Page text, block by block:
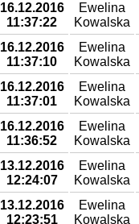
16.12.2016
11:37:22
Ewelina
Kowalska
16.12.2016
11:37:10
Ewelina
Kowalska
16.12.2016
11:37:01
Ewelina
Kowalska
16.12.2016
11:36:52
Ewelina
Kowalska
13.12.2016
12:24:07
Ewelina
Kowalska
13.12.2016
12:23:51
Ewelina
Kowalska